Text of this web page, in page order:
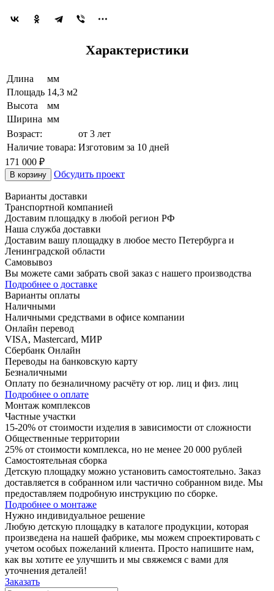
Характеристики
Длина
мм
Площадь 14,3 м2
Высота
мм
Ширина мм
Возраст:
от 3 лет
Наличие товара: Изготовим за 10 дней
171 000 ₽
В корзину Обсудить проект
Варианты доставки
Транспортной компанией
Доставим площадку в любой регион РФ
Наша служба доставки
Доставим вашу площадку в любое место Петербурга и
Ленинградской области
Самовывоз
Вы можете сами забрать свой заказ с нашего производства
Подробнее о доставке
Варианты оплаты
Наличными
Наличными средствами в офисе компании
Онлайн перевод
VISA, Mastercard, МИР
Сбербанк Онлайн
Переводы на банковскую карту
Безналичными
Оплату по безналичному расчёту от юр. лиц и физ. лиц
Подробнее о оплате
Монтаж комплексов
Частные участки
15-20% от стоимости изделия в зависимости от сложности
Общественные территории
25% от стоимости комплекса, но не менее 20 000 рублей
Самостоятельная сборка
Детскую площадку можно установить самостоятельно. Заказ
доставляется в собранном или частично собранном виде. Мы
предоставляем подробную инструкцию по сборке.
Подробнее о монтаже
Нужно индивидуальное решение
Любую детскую площадку в каталоге продукции, которая
произведена на нашей фабрике, мы можем спроектировать с
учетом особых пожеланий клиента. Просто напишите нам,
как вы хотите ее улучшить и мы свяжемся с вами для
уточнения деталей!
Заказать